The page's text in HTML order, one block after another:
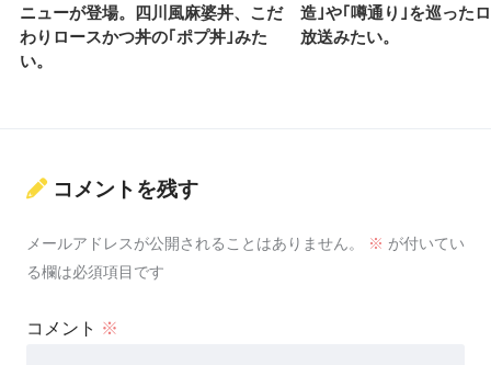
ニューが登場。四川風麻婆丼、こだ
わりロースかつ丼の｢ポプ丼｣みた
い。
造｣や｢噂通り｣を巡った
放送みたい。
コメントを残す
メールアドレスが公開されることはありません。 ※ が付いてい
る欄は必須項目です
コメント ※